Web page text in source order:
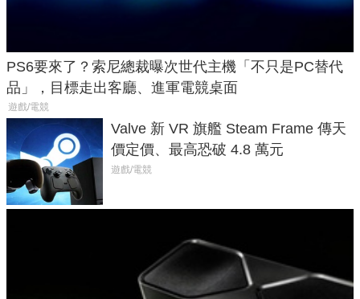
PS6要來了？索尼總裁曝次世代主機「不只是PC替代
品」，目標走出客廳、進軍電競桌面
遊戲/電競
Valve 新 VR 旗艦 Steam Frame 傳天
價定價、最高恐破 4.8 萬元
遊戲/電競